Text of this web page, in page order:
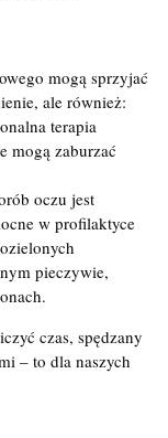
mogą sprzyjać
ale również:
terapia
mogą zaburzać
oczu jest
w profilaktyce
pieczywie,
czas, spędzany
– to dla naszych